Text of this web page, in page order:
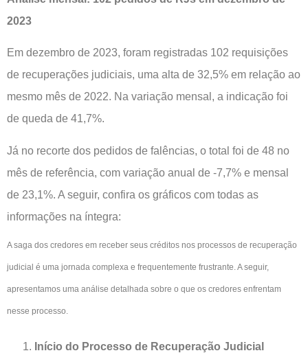
2023
Em dezembro de 2023, foram registradas 102 requisições
de recuperações judiciais, uma alta de 32,5% em relação ao
mesmo mês de 2022. Na variação mensal, a indicação foi
de queda de 41,7%.
Já no recorte dos pedidos de falências, o total foi de 48 no
mês de referência, com variação anual de -7,7% e mensal
de 23,1%. A seguir, confira os gráficos com todas as
informações na íntegra:
A saga dos credores em receber seus créditos nos processos de recuperação
judicial é uma jornada complexa e frequentemente frustrante. A seguir,
apresentamos uma análise detalhada sobre o que os credores enfrentam
nesse processo.
Início do Processo de Recuperação Judicial